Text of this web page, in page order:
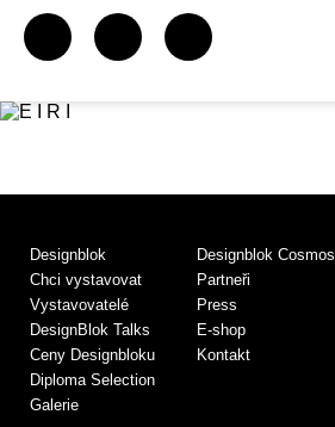
Designblok
Chci vystavovat
Vystavovatelé
DesignBlok Talks
Ceny Designbloku
Diploma Selection
Galerie
Designblok Cosmos
Partneři
Press
E-shop
Kontakt